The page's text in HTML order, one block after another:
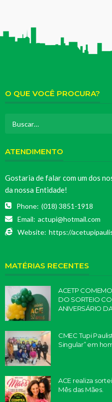
O QUE VOCÊ PROCURA?
ATENDIMENTO
Gostaria de falar com um dos
da nossa Entidade!
Phone: (018) 3851-1918
Email: actupi@hotmail.com
Website: https://
MATÉRIAS RECENTES
ACETP
DO SORTEIO
ANIVERSÁRIO
CMEC Tupi
Singular” em
ACE realiza
Mês das Mães.